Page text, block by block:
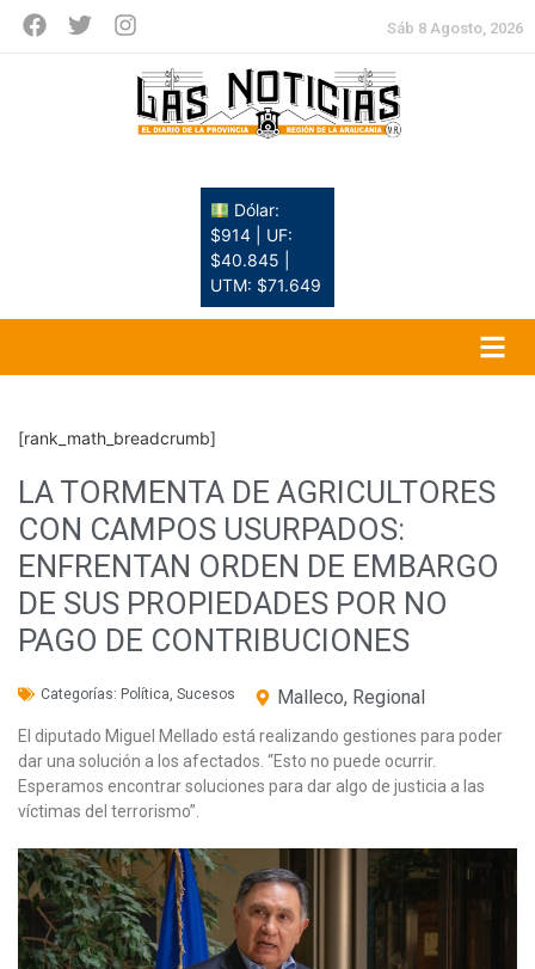
Sáb 8 Agosto, 2026
Dólar:
$914 | UF:
$40.845 |
UTM: $71.649
[rank_math_breadcrumb]
LA TORMENTA DE AGRICULTORES
CON CAMPOS USURPADOS:
ENFRENTAN ORDEN DE EMBARGO
DE SUS PROPIEDADES POR NO
PAGO DE CONTRIBUCIONES
Categorías: Política Sucesos Malleco, Regional
El diputado Miguel Mellado está realizando gestiones para poder
dar una solución a los afectados. “Esto no puede ocurrir.
Esperamos encontrar soluciones para dar algo de justicia a las
víctimas del terrorismo”.